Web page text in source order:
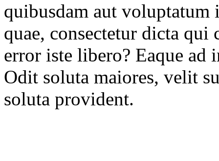
quibusdam aut voluptatum
quae, consectetur dicta
error iste libero? Eaque ad
Odit soluta maiores, velit
soluta provident.